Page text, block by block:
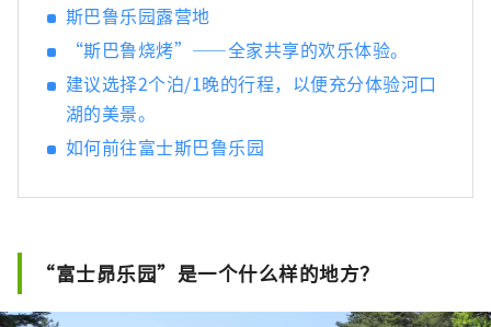
叶回廊欣赏富士山与红叶交织的美景；冬季则
可在 Fujiten Snow Resort 一边欣赏壮观的富
士山，一边体验滑雪和单板滑雪等冬季运动。
近年来，在富士山壮丽自然环境中进行徒步、
自行车和露营等户外活动的人数也不断增加。
本公司以富士山北麓河口湖地区为基地，经营
多项设施，包括利用富士山自然环境打造的主
然温泉的“Fuji Chobo no Yu Yurari
Onsen”，以及可体验冬季运动的“Fujiten
Snow Resort”。 今后，我们也将继续从富士
斯巴鲁乐园露营地
“斯巴鲁烧烤”——全家共享的欢乐体验。
建议选择2个泊/1晚的行程，以便充分体验河口
湖的美景。
如何前往富士斯巴鲁乐园
“富士昴乐园”是一个什么样的地方？